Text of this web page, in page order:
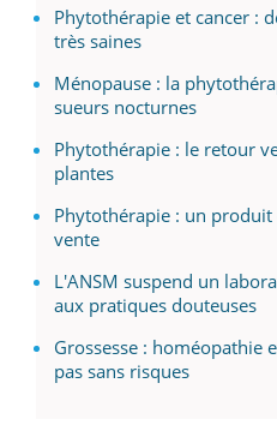
Phytothérapie et cancer :
très saines
Ménopause : la
sueurs nocturnes
Phytothérapie : le retour
plantes
Phytothérapie : un
vente
L'ANSM suspend un
aux pratiques douteuses
Grossesse : homéopathie
pas sans risques